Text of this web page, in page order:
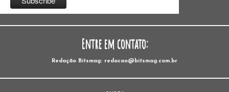
Entre em contato:
Redação Bitsmag: redacao@bitsmag.com.br